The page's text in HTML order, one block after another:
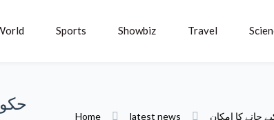
Sports Showbiz Travel
Home latest news جانے کا امکان